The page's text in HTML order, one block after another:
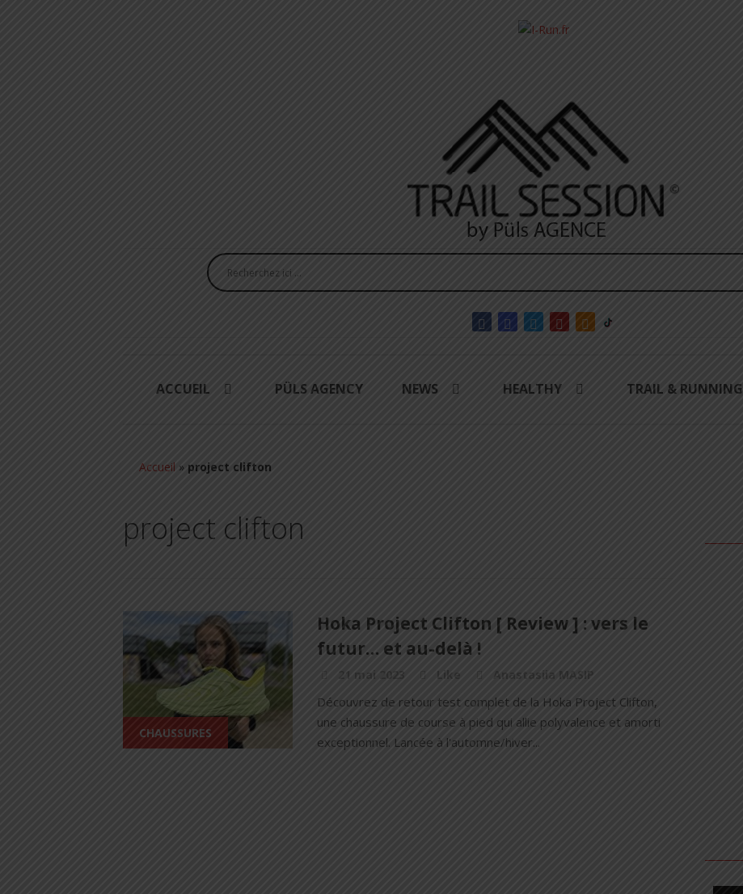
ACCUEIL PÜLS AGENCY NEWS HEALTHY TRAIL & RUNNING
Accueil » project clifton
project clifton
CHAUSSURES
Hoka Project Clifton [ Review ] : vers le
futur… et au-delà !
21 mai 2023 Like Anastasiia MASIP
Découvrez de retour test complet de la Hoka Project Clifton,
une chaussure de course à pied qui allie polyvalence et amorti
exceptionnel. Lancée à l'automne/hiver...